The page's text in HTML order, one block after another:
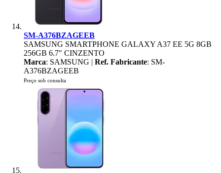
SM-A376BZAGEEB
SAMSUNG SMARTPHONE GALAXY A37 EE 5G 8GB
256GB 6.7" CINZENTO
Marca: SAMSUNG | Ref. Fabricante: SM-
A376BZAGEEB
Preço sob consulta